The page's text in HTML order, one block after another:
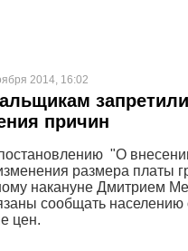
2014, 16:02
причин
"О
размера платы
накануне Дмитрием
сообщать
цен.